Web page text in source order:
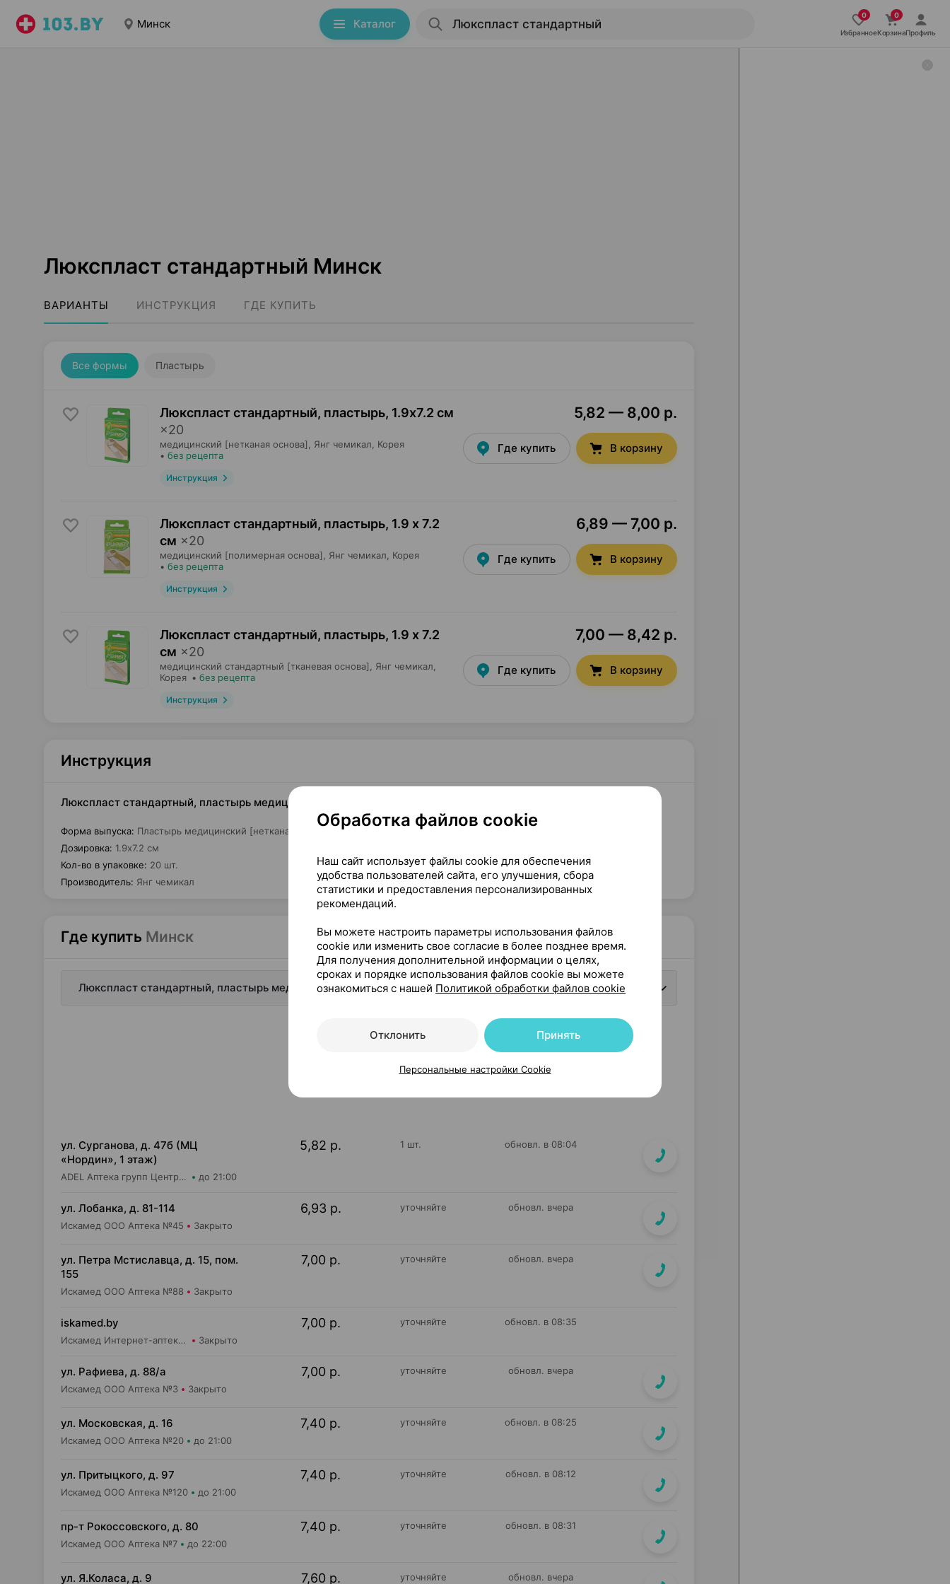
Минск Каталог
ИзбранноеКорзинаПрофиль
Люкспласт стандартный Минск
ВАРИАНТЫ ИНСТРУКЦИЯ ГДЕ КУПИТЬ
Все формы Пластырь
Люкспласт стандартный, пластырь, 1.9х7.2 см
×20
медицинский [нетканая основа], Янг чемикал , Корея
• без рецепта
Инструкция
5,82 — 8,00 р.
Где купить В корзину
Люкспласт стандартный, пластырь, 1.9 х 7.2
см ×20
медицинский [полимерная основа], Янг чемикал , Корея
• без рецепта
Инструкция
6,89 — 7,00 р.
Где купить В корзину
Люкспласт стандартный, пластырь, 1.9 х 7.2
см ×20
медицинский стандартный [тканевая основа], Янг чемикал
Корея • без рецепта
Инструкция
7,00 — 8,42 р.
Где купить В корзину
Инструкция
Люкспласт стандартный, пластырь медицинский [нетканая основа], 1.9х7.2 см ×20, Янг чемикал Корея
Форма выпуска: Пластырь медицинский [нетканая основа]
Дозировка: 1.9х7.2 см
Кол-во в упаковке: 20 шт.
Производитель: Янг чемикал
Где купить Минск
Люкспласт стандартный, пластырь медицинский [нетканая основа], 1.9х7.2 см ×20, Янг чемикал Корея
ул. Сурганова, д. 47б (МЦ
«Нордин», 1 этаж)
ADEL Аптека групп Центр ООО Аптека №12 до 21:00
5,82 р. 1 шт. обновл. в 08:04
ул. Лобанка, д. 81-114
Искамед ООО Аптека №45 Закрыто
6,93 р. уточняйте обновл. вчера
ул. Петра Мстиславца, д. 15, пом.
155
Искамед ООО Аптека №88 Закрыто
7,00 р. уточняйте обновл. вчера
iskamed.by
Искамед Интернет-аптека Iskamed.by Закрыто
7,00 р. уточняйте обновл. в 08:35
ул. Рафиева, д. 88/а
Искамед ООО Аптека №3 Закрыто
7,00 р. уточняйте обновл. вчера
ул. Московская, д. 16
Искамед ООО Аптека №20 до 21:00
7,40 р. уточняйте обновл. в 08:25
ул. Притыцкого, д. 97
Искамед ООО Аптека №120 до 21:00
7,40 р. уточняйте обновл. в 08:12
пр-т Рокоссовского, д. 80
Искамед ООО Аптека №7 до 22:00
7,40 р. уточняйте обновл. в 08:31
ул. Я.Коласа, д. 9 7,60 р. уточняйте обновл. вчера
Обработка файлов cookie
Наш сайт использует файлы cookie для обеспечения
удобства пользователей сайта, его улучшения, сбора
статистики и предоставления персонализированных
рекомендаций.
Вы можете настроить параметры использования файлов
cookie или изменить свое согласие в более позднее время.
Для получения дополнительной информации о целях,
сроках и порядке использования файлов cookie вы можете
ознакомиться с нашей Политикой обработки файлов cookie
Отклонить Принять
Персональные настройки Cookie